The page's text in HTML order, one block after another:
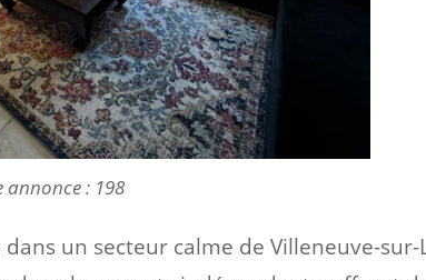
annonce : 198
un secteur calme de Villeneuve-